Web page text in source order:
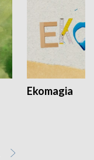
Ekomagia